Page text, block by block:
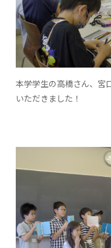
本学学生の高橋さん、宮
いただきました！